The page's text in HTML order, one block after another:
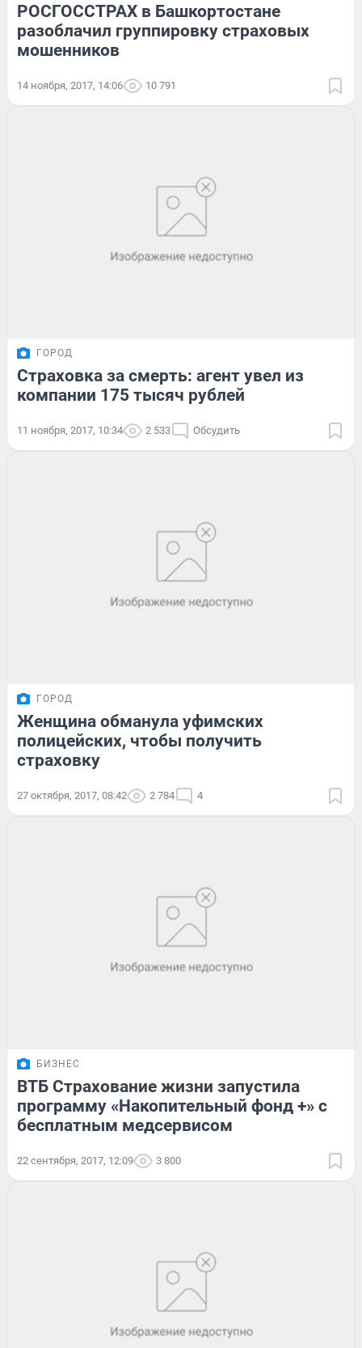
РОСГОССТРАХ в Башкортостане
разоблачил группировку страховых
мошенников
14 ноября, 2017, 14:06 10 791
ГОРОД
Страховка за смерть: агент увел из
компании 175 тысяч рублей
11 ноября, 2017, 10:34 2 533 Обсудить
ГОРОД
Женщина обманула уфимских
полицейских, чтобы получить
страховку
27 октября, 2017, 08:42 2 784 4
БИЗНЕС
ВТБ Страхование жизни запустила
программу «Накопительный фонд +» с
бесплатным медсервисом
22 сентября, 2017, 12:09 3 800